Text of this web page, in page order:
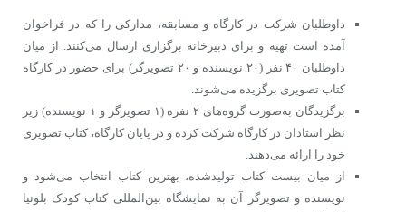
داوطلبان شرکت در کارگاه و مسابقه، مدارکی را که در فراخوان
آمده است تهیه و برای دبیرخانه برگزاری ارسال می‌کنند. از میان
داوطلبان ۴۰ نفر (۲۰ نویسنده و ۲۰ تصویرگر) برای حضور در کارگاه
کتاب تصویری برگزیده می‌شوند.
برگزیدگان به‌صورت گروه‌های ۲ نفره (۱ تصویرگر و ۱ نویسنده) زیر
نظر استادان در کارگاه شرکت کرده و در پایان کارگاه، کتاب تصویری
خود را ارائه می‌دهند.
از میان بیست کتاب تولیدشده، بهترین کتاب انتخاب می‌شود و
نویسنده و تصویرگر آن به نمایشگاه بین‌المللی کتاب کودک بلونیا